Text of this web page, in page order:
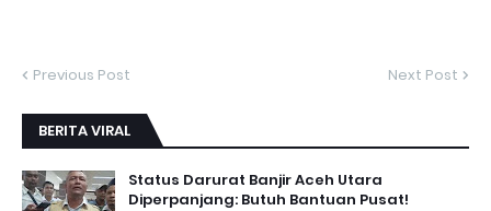
Previous Post Next Post
BERITA VIRAL
Status Darurat Banjir Aceh Utara
Diperpanjang: Butuh Bantuan Pusat!